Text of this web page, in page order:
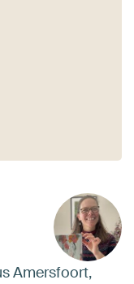
Amersfoort,